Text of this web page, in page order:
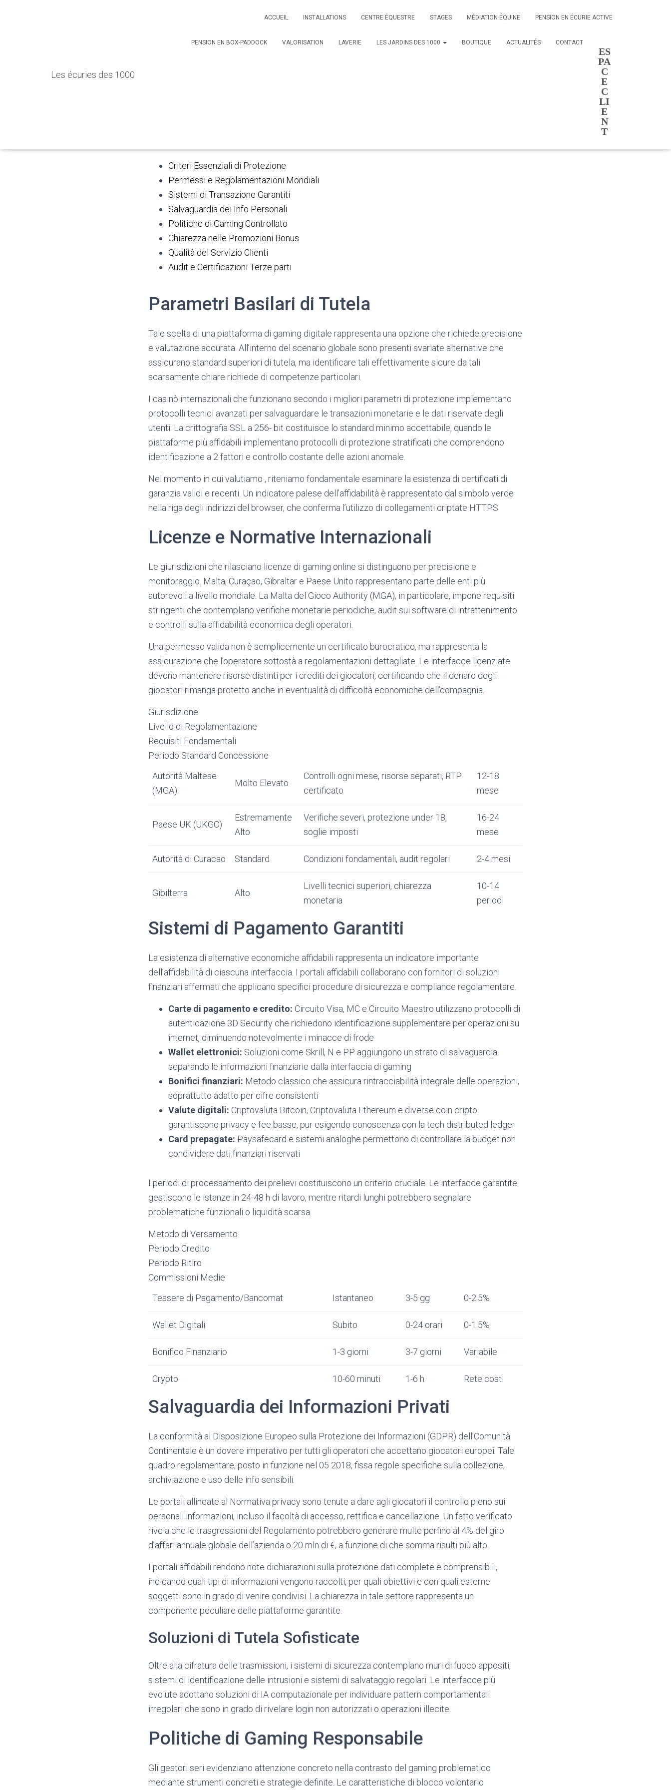
Les écuries des 1000
ACCUEIL INSTALLATIONS CENTRE ÉQUESTRE STAGES MÉDIATION ÉQUINE PENSION EN ÉCURIE ACTIVE
PENSION EN BOX-PADDOCK VALORISATION LAVERIE LES JARDINS DES 1000 BOUTIQUE ACTUALITÉS CONTACT
ES
PA
C
E
C
LI
E
N
T
Casinò Stranieri Protetti: Manuale
Esaustiva per Utenti Dello Stivale
Criteri Essenziali di Protezione
Permessi e Regolamentazioni Mondiali
Sistemi di Transazione Garantiti
Salvaguardia dei Info Personali
Politiche di Gaming Controllato
Chiarezza nelle Promozioni Bonus
Qualità del Servizio Clienti
Audit e Certificazioni Terze parti
Parametri Basilari di Tutela
Tale scelta di una piattaforma di gaming digitale rappresenta una opzione che richiede precisione
e valutazione accurata. All’interno del scenario globale sono presenti svariate alternative che
assicurano standard superiori di tutela, ma identificare tali effettivamente sicure da tali
scarsamente chiare richiede di competenze particolari.
I casinò internazionali che funzionano secondo i migliori parametri di protezione implementano
protocolli tecnici avanzati per salvaguardare le transazioni monetarie e le dati riservate degli
utenti. La crittografia SSL a 256- bit costituisce lo standard minimo accettabile, quando le
piattaforme più affidabili implementano protocolli di protezione stratificati che comprendono
identificazione a 2 fattori e controllo costante delle azioni anomale.
Nel momento in cui valutiamo , riteniamo fondamentale esaminare la esistenza di certificati di
garanzia validi e recenti. Un indicatore palese dell’affidabilità è rappresentato dal simbolo verde
nella riga degli indirizzi del browser, che conferma l’utilizzo di collegamenti criptate HTTPS.
Licenze e Normative Internazionali
Le giurisdizioni che rilasciano licenze di gaming online si distinguono per precisione e
monitoraggio. Malta, Curaçao, Gibraltar e Paese Unito rappresentano parte delle enti più
autorevoli a livello mondiale. La Malta del Gioco Authority (MGA), in particolare, impone requisiti
stringenti che contemplano verifiche monetarie periodiche, audit sui software di intrattenimento
e controlli sulla affidabilità economica degli operatori.
Una permesso valida non è semplicemente un certificato burocratico, ma rappresenta la
assicurazione che l’operatore sottostà a regolamentazioni dettagliate. Le interfacce licenziate
devono mantenere risorse distinti per i crediti dei giocatori, certificando che il denaro degli
giocatori rimanga protetto anche in eventualità di difficoltà economiche dell’compagnia.
Giurisdizione
Livello di Regolamentazione
Requisiti Fondamentali
Periodo Standard Concessione
Autorità Maltese
(MGA)
Molto Elevato
Controlli ogni mese, risorse separati, RTP
certificato
12-18
mese
Paese UK (UKGC)
Estremamente
Alto
Verifiche severi, protezione under 18,
soglie imposti
16-24
mese
Autorità di Curacao Standard Condizioni fondamentali, audit regolari 2-4 mesi
Gibilterra Alto
Livelli tecnici superiori, chiarezza
monetaria
10-14
periodi
Sistemi di Pagamento Garantiti
La esistenza di alternative economiche affidabili rappresenta un indicatore importante
dell’affidabilità di ciascuna interfaccia. I portali affidabili collaborano con fornitori di soluzioni
finanziari affermati che applicano specifici procedure di sicurezza e compliance regolamentare.
Carte di pagamento e credito: Circuito Visa, MC e Circuito Maestro utilizzano protocolli di
autenticazione 3D Security che richiedono identificazione supplementare per operazioni su
internet, diminuendo notevolmente i minacce di frode
Wallet elettronici: Soluzioni come Skrill, N e PP aggiungono un strato di salvaguardia
separando le informazioni finanziarie dalla interfaccia di gaming
Bonifici finanziari: Metodo classico che assicura rintracciabilità integrale delle operazioni,
soprattutto adatto per cifre consistenti
Valute digitali: Criptovaluta Bitcoin, Criptovaluta Ethereum e diverse coin cripto
garantiscono privacy e fee basse, pur esigendo conoscenza con la tech distributed ledger
Card prepagate: Paysafecard e sistemi analoghe permettono di controllare la budget non
condividere dati finanziari riservati
I periodi di processamento dei prelievi costituiscono un criterio cruciale. Le interfacce garantite
gestiscono le istanze in 24-48 h di lavoro, mentre ritardi lunghi potrebbero segnalare
problematiche funzionali o liquidità scarsa.
Metodo di Versamento
Periodo Credito
Periodo Ritiro
Commissioni Medie
Tessere di Pagamento/Bancomat
Istantaneo 3-5 gg 0-2.5%
Wallet Digitali Subito 0-24 orari 0-1.5%
Bonifico Finanziario 1-3 giorni 3-7 giorni Variabile
Crypto 10-60 minuti 1-6 h Rete costi
Salvaguardia dei Informazioni Privati
La conformità al Disposizione Europeo sulla Protezione dei Informazioni (GDPR) dell’Comunità
Continentale è un dovere imperativo per tutti gli operatori che accettano giocatori europei. Tale
quadro regolamentare, posto in funzione nel 05 2018, fissa regole specifiche sulla collezione,
archiviazione e uso delle info sensibili.
Le portali allineate al Normativa privacy sono tenute a dare agli giocatori il controllo pieno sui
personali informazioni, incluso il facoltà di accesso, rettifica e cancellazione. Un fatto verificato
rivela che le trasgressioni del Regolamento potrebbero generare multe perfino al 4% del giro
d’affari annuale globale dell’azienda o 20 mln di €, a funzione di che somma risulti più alto.
I portali affidabili rendono note dichiarazioni sulla protezione dati complete e comprensibili,
indicando quali tipi di informazioni vengono raccolti, per quali obiettivi e con quali esterne
soggetti sono in grado di venire condivisi. La chiarezza in tale settore rappresenta un
componente peculiare delle piattaforme garantite.
Soluzioni di Tutela Sofisticate
Oltre alla cifratura delle trasmissioni, i sistemi di sicurezza contemplano muri di fuoco appositi,
sistemi di identificazione delle intrusioni e sistemi di salvataggio regolari. Le interfacce più
evolute adottano soluzioni di IA computazionale per individuare pattern comportamentali
irregolari che sono in grado di rivelare login non autorizzati o operazioni illecite.
Politiche di Gaming Responsabile
Gli gestori seri evidenziano attenzione concreto nella contrasto del gaming problematico
mediante strumenti concreti e strategie definite. Le caratteristiche di blocco volontario